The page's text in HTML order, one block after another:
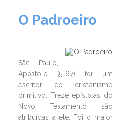
INFORMA
na
O Padroeiro
São Paulo,
Apóstolo (5-67) foi um
escritor do cristianismo
primitivo. Treze epístolas do
Novo Testamento são
atribuídas a ele. Foi o maior